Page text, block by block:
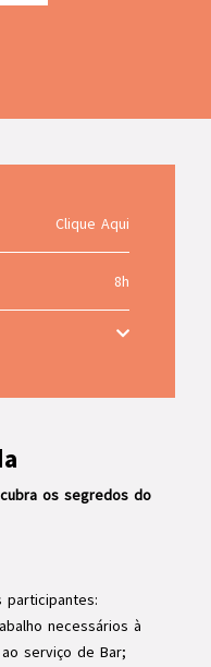
os segredos do
participantes:
necessários à
serviço de Bar;
Clique Aqui
8h